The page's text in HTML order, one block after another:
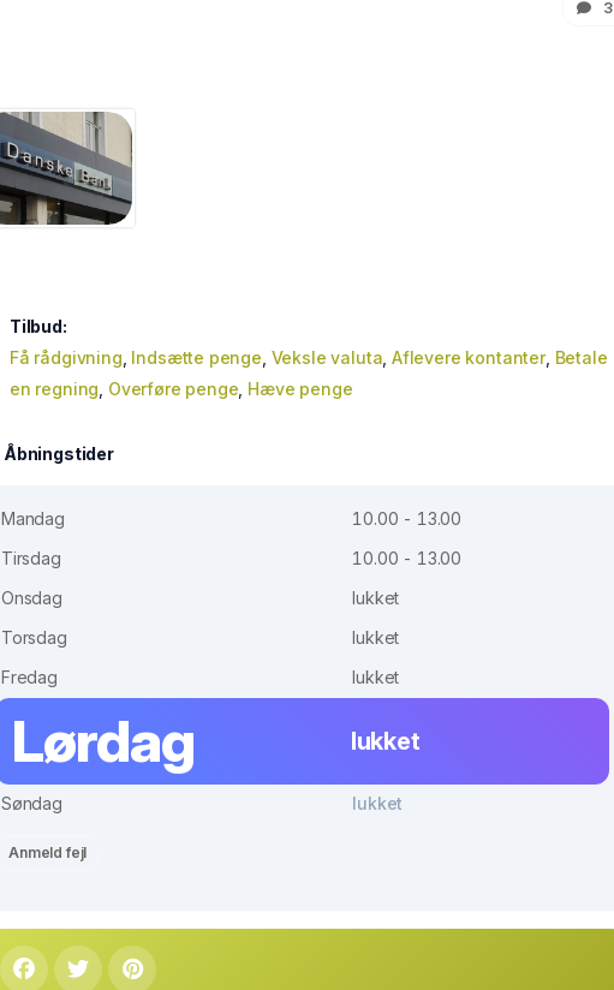
3
Tilbud:
Få rådgivning Indsætte penge Veksle valuta Aflevere kontanter, Betale
en regning Overføre penge Hæve penge
Åbningstider
Mandag
10.00 - 13.00
Tirsdag
10.00 - 13.00
Onsdag
lukket
Torsdag
lukket
Fredag
lukket
Lørdag lukket
Søndag lukket
Anmeld fejl